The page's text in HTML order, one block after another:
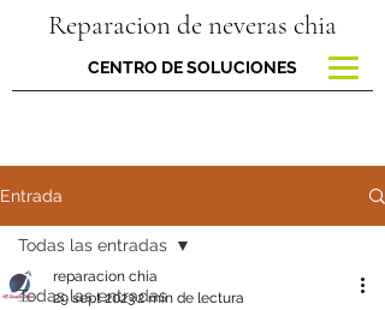
Reparacion de neveras chia
CENTRO DE SOLUCIONES
Entrada
Todas las entradas
Todas las entradas
reparacion chia
29 sept 20232 min de lectura